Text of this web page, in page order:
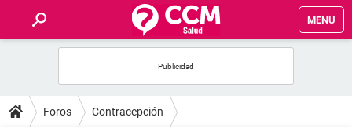
MENU
FOROS
Foros Contracepción